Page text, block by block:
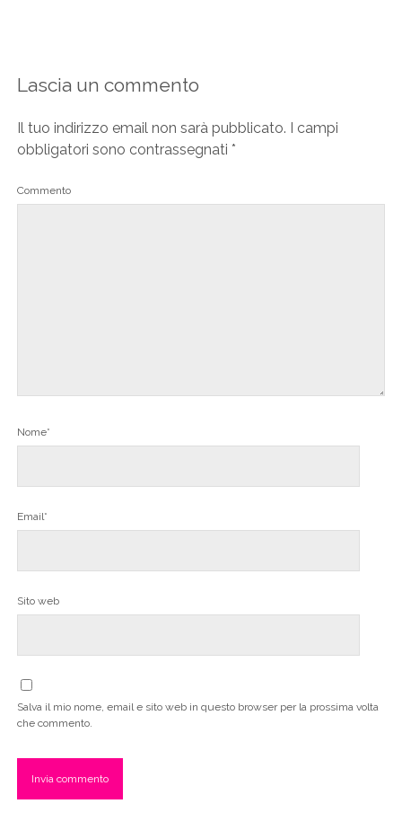
Lascia un commento
Il tuo indirizzo email non sarà pubblicato. I campi
obbligatori sono contrassegnati *
Commento
Nome*
Email*
Sito web
Salva il mio nome, email e sito web in questo browser per la prossima volta
che commento.